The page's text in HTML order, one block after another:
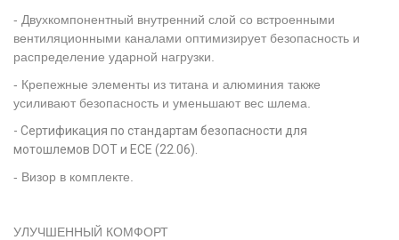
- Двухкомпонентный внутренний слой со встроенными
вентиляционными каналами оптимизирует безопасность и
распределение ударной нагрузки.
- Крепежные элементы из титана и алюминия также
усиливают безопасность и уменьшают вес шлема.
- Сертификация по стандартам безопасности для
мотошлемов DOT и ECE (22.06).
- Визор в комплекте.
УЛУЧШЕННЫЙ КОМФОРТ